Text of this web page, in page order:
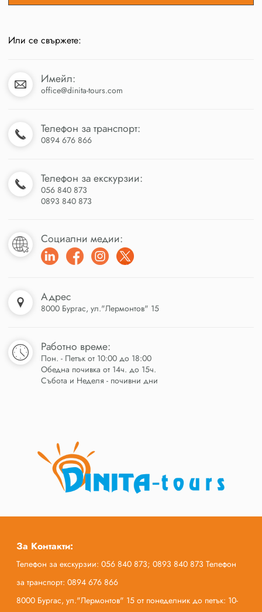
Или се свържете:
Имейл:
office@dinita-tours.com
Телефон за транспорт:
0894 676 866
Телефон за екскурзии:
056 840 873
0893 840 873
Социални медии:
Адрес
8000 Бургас, ул."Лермонтов" 15
Работно време:
Пон. - Петък от 10:00 до 18:00
Обедна почивка от 14ч. до 15ч.
Събота и Неделя - почивни дни
За Контакти:
Телефон за екскурзии: 056 840 873; 0893 840 873 Телефон
за транспорт: 0894 676 866
8000 Бургас, ул."Лермонтов" 15 от понеделник до петък: 10-